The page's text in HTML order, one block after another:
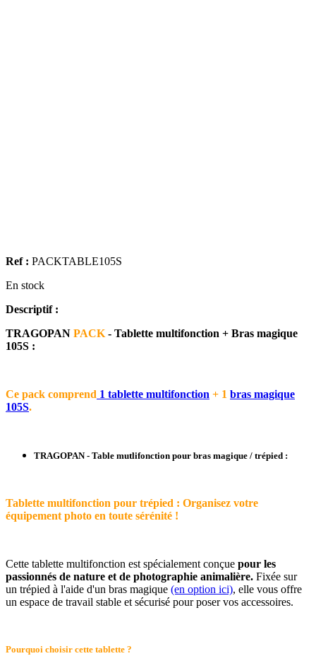
Ref : PACKTABLE105S
En stock
Descriptif :
TRAGOPAN PACK - Tablette multifonction + Bras magique
105S :
Ce pack comprend 1 tablette multifonction + 1 bras magique
105S.
TRAGOPAN - Table mutlifonction pour bras magique / trépied :
Tablette multifonction pour trépied : Organisez votre
équipement photo en toute sérénité !
Cette tablette multifonction est spécialement conçue pour les
passionnés de nature et de photographie animalière. Fixée sur
un trépied à l'aide d'un bras magique (en option ici), elle vous offre
un espace de travail stable et sécurisé pour poser vos accessoires.
Pourquoi choisir cette tablette ?